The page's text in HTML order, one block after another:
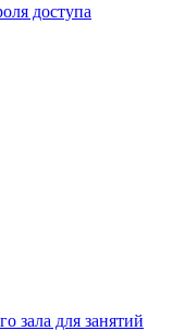
доступа
зала для занятий